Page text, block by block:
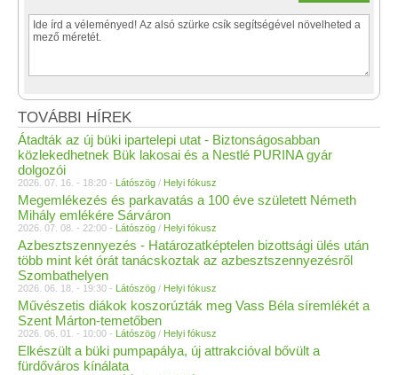
TOVÁBBI HÍREK
Átadták az új büki ipartelepi utat - Biztonságosabban
közlekedhetnek Bük lakosai és a Nestlé PURINA gyár
dolgozói
2026. 07. 16. - 18:20 - Látószög / Helyi fókusz
Megemlékezés és parkavatás a 100 éve született Németh
Mihály emlékére Sárváron
2026. 07. 08. - 22:00 - Látószög / Helyi fókusz
Azbesztszennyezés - Határozatképtelen bizottsági ülés után
több mint két órát tanácskoztak az azbesztszennyezésről
Szombathelyen
2026. 06. 18. - 19:30 - Látószög / Helyi fókusz
Művészetis diákok koszorúzták meg Vass Béla síremlékét a
Szent Márton-temetőben
2026. 06. 01. - 10:00 - Látószög / Helyi fókusz
Elkészült a büki pumpapálya, új attrakcióval bővült a
fürdőváros kínálata